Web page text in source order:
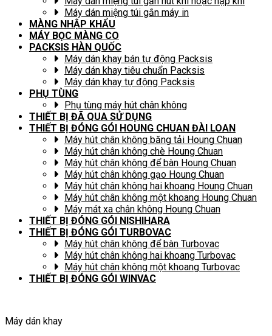
Máy dán miệng túi gắn máy in
MÀNG NHẬP KHẨU
MÁY BỌC MÀNG CO
PACKSIS HÀN QUỐC
Máy dán khay bán tự động Packsis
Máy dán khay tiêu chuẩn Packsis
Máy dán khay tự động Packsis
PHỤ TÙNG
Phụ tùng máy hút chân không
THIẾT BỊ ĐÃ QUA SỬ DỤNG
THIẾT BỊ ĐÓNG GÓI HOUNG CHUAN ĐÀI LOAN
Máy hút chân không băng tải Houng Chuan
Máy hút chân không chè Houng Chuan
Máy hút chân không để bàn Houng Chuan
Máy hút chân không gạo Houng Chuan
Máy hút chân không hai khoang Houng Chuan
Máy hút chân không một khoang Houng Chuan
Máy mát xa chân không Houng Chuan
THIẾT BỊ ĐÓNG GÓI NISHIHARA
THIẾT BỊ ĐÓNG GÓI TURBOVAC
Máy hút chân không để bàn Turbovac
Máy hút chân không hai khoang Turbovac
Máy hút chân không một khoang Turbovac
THIẾT BỊ ĐÓNG GÓI WINVAC
Máy dán khay